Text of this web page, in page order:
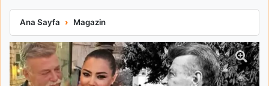
Ana Sayfa Magazin
Nuri Alço, Kalp Ameliyatı Sonrası Hastaneden Taburcu Oldu